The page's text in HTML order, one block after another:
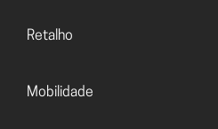
Retalho
Mobilidade